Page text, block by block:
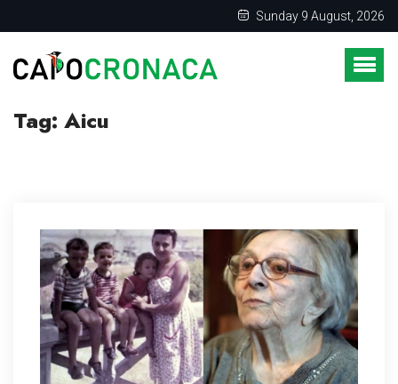
Sunday 9 August, 2026
Tag: Aicu